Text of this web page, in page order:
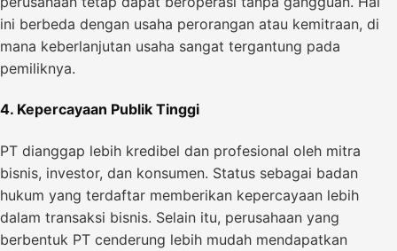
ini berbeda dengan usaha perorangan atau kemitraan, di
mana keberlanjutan usaha sangat tergantung pada
pemiliknya.
4. Kepercayaan Publik Tinggi
PT dianggap lebih kredibel dan profesional oleh mitra
bisnis, investor, dan konsumen. Status sebagai badan
hukum yang terdaftar memberikan kepercayaan lebih
dalam transaksi bisnis. Selain itu, perusahaan yang
berbentuk PT cenderung lebih mudah mendapatkan